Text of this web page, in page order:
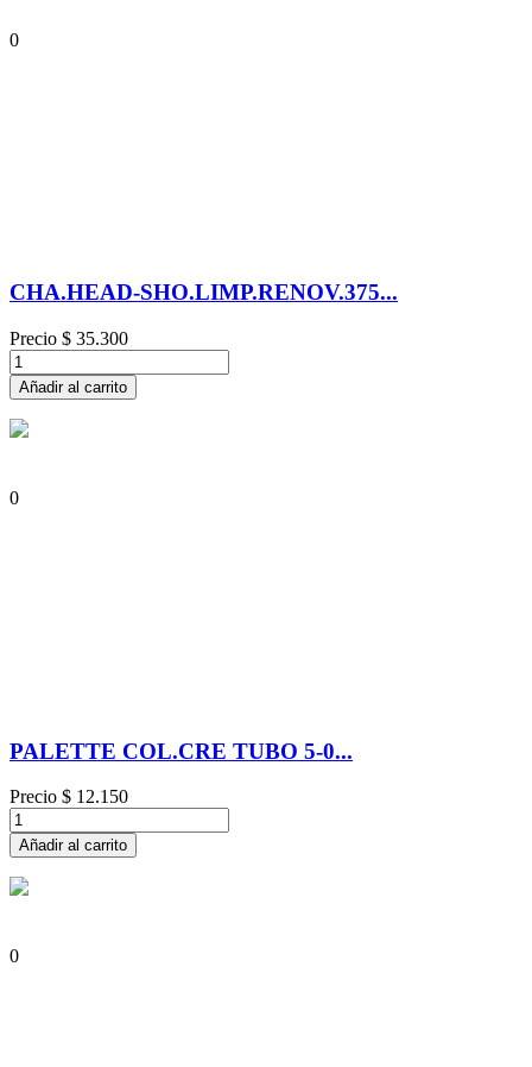
0
CHA.HEAD-SHO.LIMP.RENOV.375...
Precio $ 35.300
Añadir al carrito
0
PALETTE COL.CRE TUBO 5-0...
Precio $ 12.150
Añadir al carrito
0